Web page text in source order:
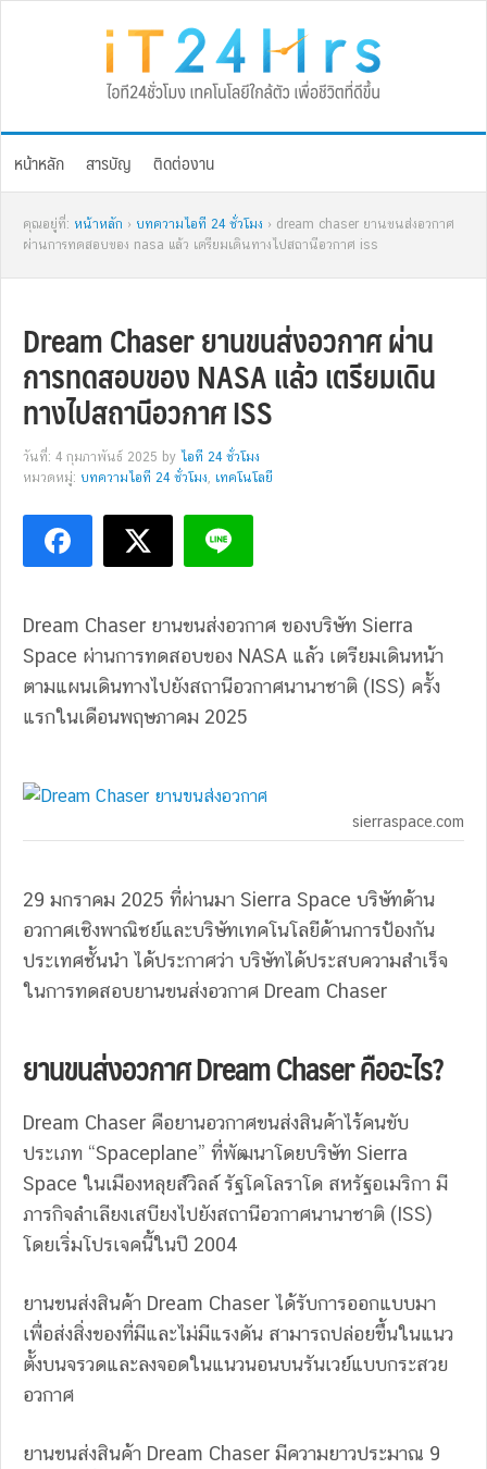
หน้าหลัก สารบัญ ติดต่องาน
คุณอยู่ที่: หน้าหลัก › บทความไอที 24 ชั่วโมง › dream chaser ยานขนส่งอวกาศ
ผ่านการทดสอบของ nasa แล้ว เตรียมเดินทางไปสถานีอวกาศ iss
Dream Chaser ยานขนส่งอวกาศ ผ่าน
การทดสอบของ NASA แล้ว เตรียมเดิน
ทางไปสถานีอวกาศ ISS
วันที่: 4 กุมภาพันธ์ 2025 by ไอที 24 ชั่วโมง
หมวดหมู่: บทความไอที 24 ชั่วโมง, เทคโนโลยี
Dream Chaser ยานขนส่งอวกาศ ของบริษัท Sierra
Space ผ่านการทดสอบของ NASA แล้ว เตรียมเดินหน้า
ตามแผนเดินทางไปยังสถานีอวกาศนานาชาติ (ISS) ครั้ง
แรกในเดือนพฤษภาคม 2025
sierraspace.com
29 มกราคม 2025 ที่ผ่านมา Sierra Space บริษัทด้าน
อวกาศเชิงพาณิชย์และบริษัทเทคโนโลยีด้านการป้องกัน
ประเทศชั้นนำ ได้ประกาศว่า บริษัทได้ประสบความสำเร็จ
ในการทดสอบยานขนส่งอวกาศ Dream Chaser
ยานขนส่งอวกาศ Dream Chaser คืออะไร?
Dream Chaser คือยานอวกาศขนส่งสินค้าไร้คนขับ
ประเภท “Spaceplane” ที่พัฒนาโดยบริษัท Sierra
Space ในเมืองหลุยส์วิลล์ รัฐโคโลราโด สหรัฐอเมริกา มี
ภารกิจลำเลียงเสบียงไปยังสถานีอวกาศนานาชาติ (ISS)
โดยเริ่มโปรเจคนี้ในปี 2004
ยานขนส่งสินค้า Dream Chaser ได้รับการออกแบบมา
เพื่อส่งสิ่งของที่มีและไม่มีแรงดัน สามารถปล่อยขึ้นในแนว
ตั้งบนจรวดและลงจอดในแนวนอนบนรันเวย์แบบกระสวย
อวกาศ
ยานขนส่งสินค้า Dream Chaser มีความยาวประมาณ 9